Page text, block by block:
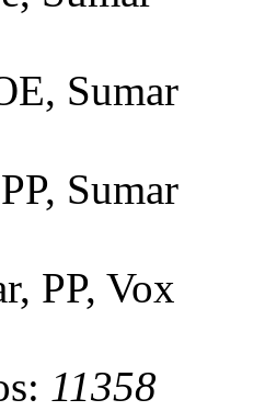
Sumar
Sumar
PP, Vox
11358